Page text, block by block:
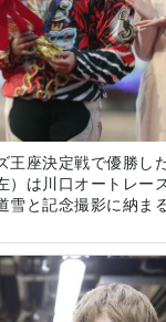
王座決定戦で優勝し
）は川口オートレー
雪と記念撮影に納ま